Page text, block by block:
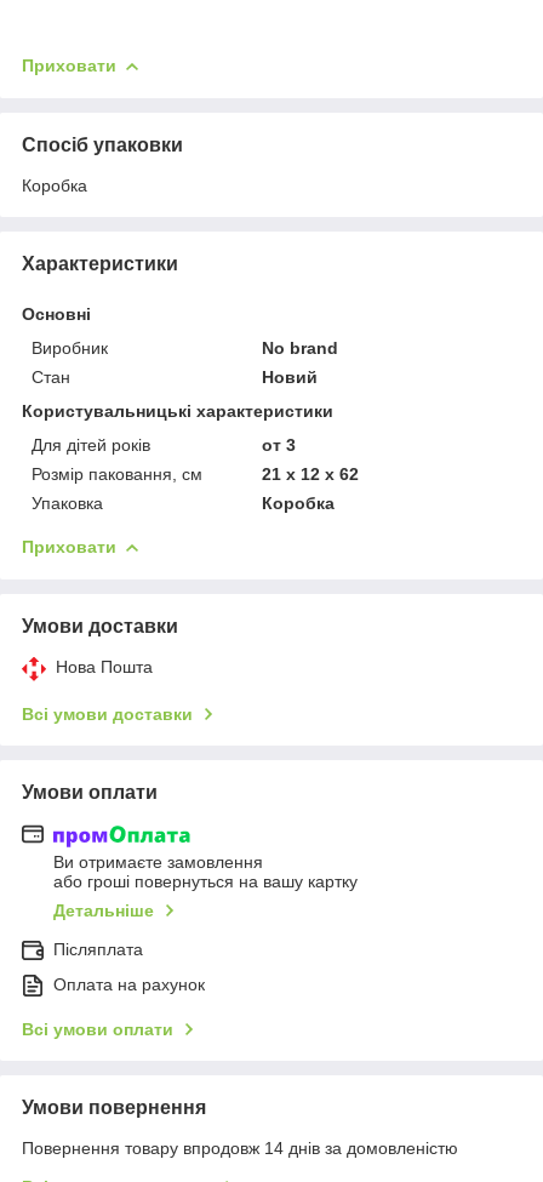
Приховати
Спосіб упаковки
Коробка
Характеристики
Основні
Виробник
No brand
Стан
Новий
Користувальницькі характеристики
Для дітей років
от 3
Розмір паковання, см
21 x 12 x 62
Упаковка
Коробка
Приховати
Умови доставки
Нова Пошта
Всі умови доставки
Умови оплати
Ви отримаєте замовлення
або гроші повернуться на вашу картку
Детальніше
Післяплата
Оплата на рахунок
Всі умови оплати
Умови повернення
Повернення товару впродовж 14 днів за домовленістю